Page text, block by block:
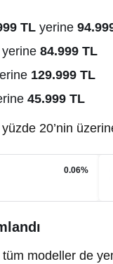
TL yerine
yerine84.999 TL
129.999 TL
45.999 TL
20’nin
0.06%
tüm modeller de